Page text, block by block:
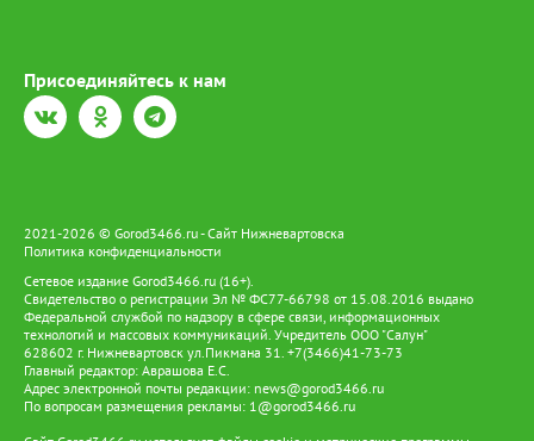
Присоединяйтесь к нам
2021-2026 © Gorod3466.ru - Сайт Нижневартовска
Политика конфиденциальности
Сетевое издание Gorod3466.ru (16+).
Свидетельство о регистрации Эл № ФС77-66798 от 15.08.2016 выдано
Федеральной службой по надзору в сфере связи, информационных
технологий и массовых коммуникаций. Учредитель ООО "Салун"
628602 г. Нижневартовск ул.Пикмана 31. +7(3466)41-73-73
Главный редактор: Аврашова Е.С.
Адрес электронной почты редакции: news@gorod3466.ru
По вопросам размещения рекламы: 1@gorod3466.ru